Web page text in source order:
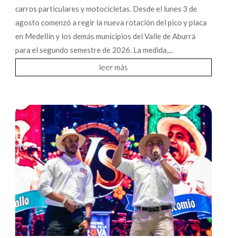
carros particulares y motocicletas. Desde el lunes 3 de
agosto comenzó a regir la nueva rotación del pico y placa
en Medellín y los demás municipios del Valle de Aburrá
para el segundo semestre de 2026. La medida,...
leer más